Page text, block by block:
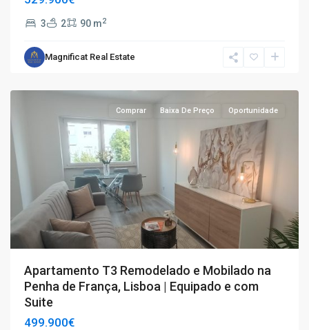
3 2 90 m2
Magnificat Real Estate
T3,
Penha
de
Comprar Baixa De Preço Oportunidade
Apartamento T3 Remodelado e Mobilado na
Penha de França, Lisboa | Equipado e com
Suite
499.900€